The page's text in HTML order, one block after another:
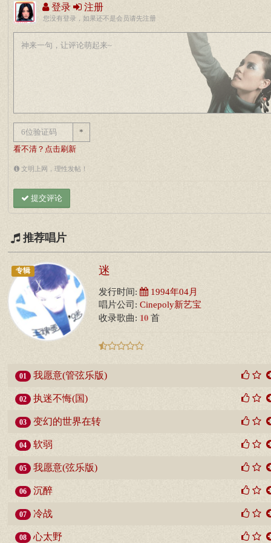
登录 注册
您没有登录，如果还不是会员请先注册
*
看不清？点击刷新
文明上网，理性发帖！
提交评论
推荐唱片
专辑 迷
发行时间: 1994年04月
唱片公司: Cinepoly新艺宝
收录歌曲: 10 首
01 我愿意(管弦乐版)
02 执迷不悔(国)
03 变幻的世界在转
04 软弱
05 我愿意(弦乐版)
06 沉醉
07 冷战
08 心太野